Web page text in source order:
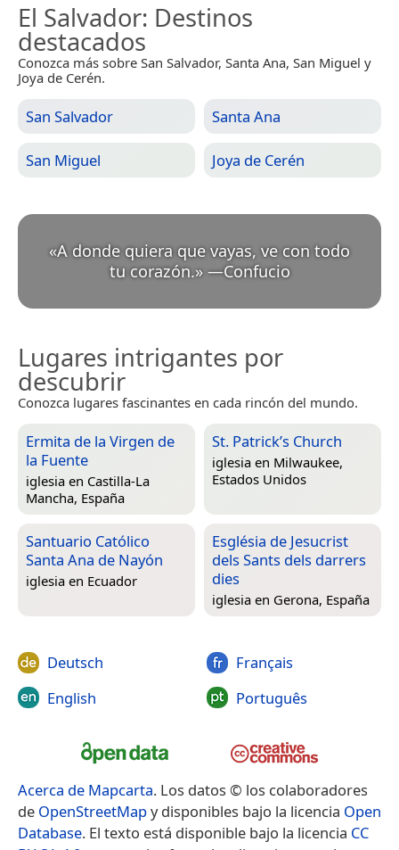
El Salvador: Destinos
destacados
Conozca más sobre San Salvador, Santa Ana, San Miguel y
Joya de Cerén.
San Salvador Santa Ana
San Miguel Joya de Cerén
«A donde quiera que vayas, ve con todo
tu corazón.» —Confucio
Lugares intrigantes por
descubrir
Conozca lugares fascinantes en cada rincón del mundo.
Ermita de la Virgen de
la Fuente
iglesia en Castilla-La
Mancha, España
St. Patrick’s Church
iglesia en Milwaukee,
Estados Unidos
Santuario Católico
Santa Ana de Nayón
iglesia en Ecuador
Església de Jesucrist
dels Sants dels darrers
dies
iglesia en Gerona, España
Deutsch
English
Français
Português
Acerca de Mapcarta. Los datos © los colaboradores
de OpenStreetMapy disponibles bajo la licencia Open
Database. El texto está disponible bajo la licencia CC